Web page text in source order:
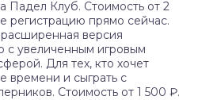
Падел Клуб. Стоимость от 2
прямо сейчас.
версия
с увеличенным игровым
Для тех, кто хочет
времени и сыграть с
Стоимость от 1 500 ₽.